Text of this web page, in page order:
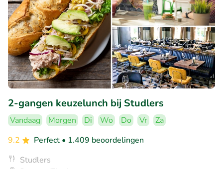
2-gangen keuzelunch bij Studlers
Vandaag Morgen Di Wo Do Vr
Za
9.2
Perfect • 1.409 beoordelingen
Studlers